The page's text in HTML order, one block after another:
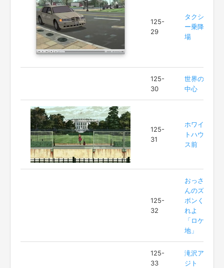
125-
29
タクシ
ー乗降
場
125-
30
世界の
中心
125-
31
ホワイ
トハウ
ス前
125-
32
おっさ
んのズ
ボンく
れよ
「ロケ
地」
125-
33
滝沢ア
ジト